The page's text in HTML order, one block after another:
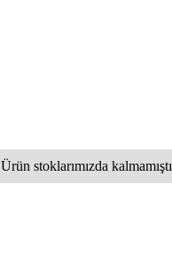
Ürün stoklarımızda